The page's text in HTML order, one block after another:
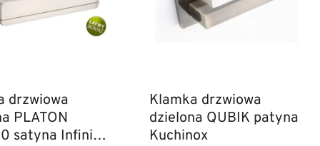
drzwiowa
PLATON
satyna Infinity
Klamka drzwiowa
dzielona QUBIK patyna
Kuchinox